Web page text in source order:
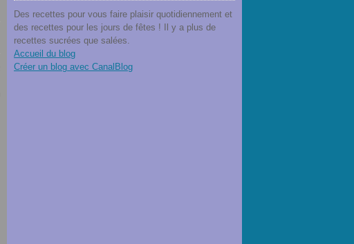
Des recettes pour vous faire plaisir quotidiennement et
des recettes pour les jours de fêtes ! Il y a plus de
recettes sucrées que salées.
Accueil du blog
Créer un blog avec CanalBlog